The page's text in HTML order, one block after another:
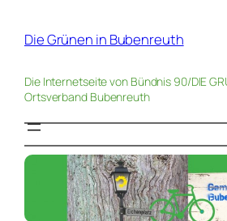
Die Grünen in Bubenreuth
Die Internetseite von Bündnis 90/DIE
Ortsverband Bubenreuth